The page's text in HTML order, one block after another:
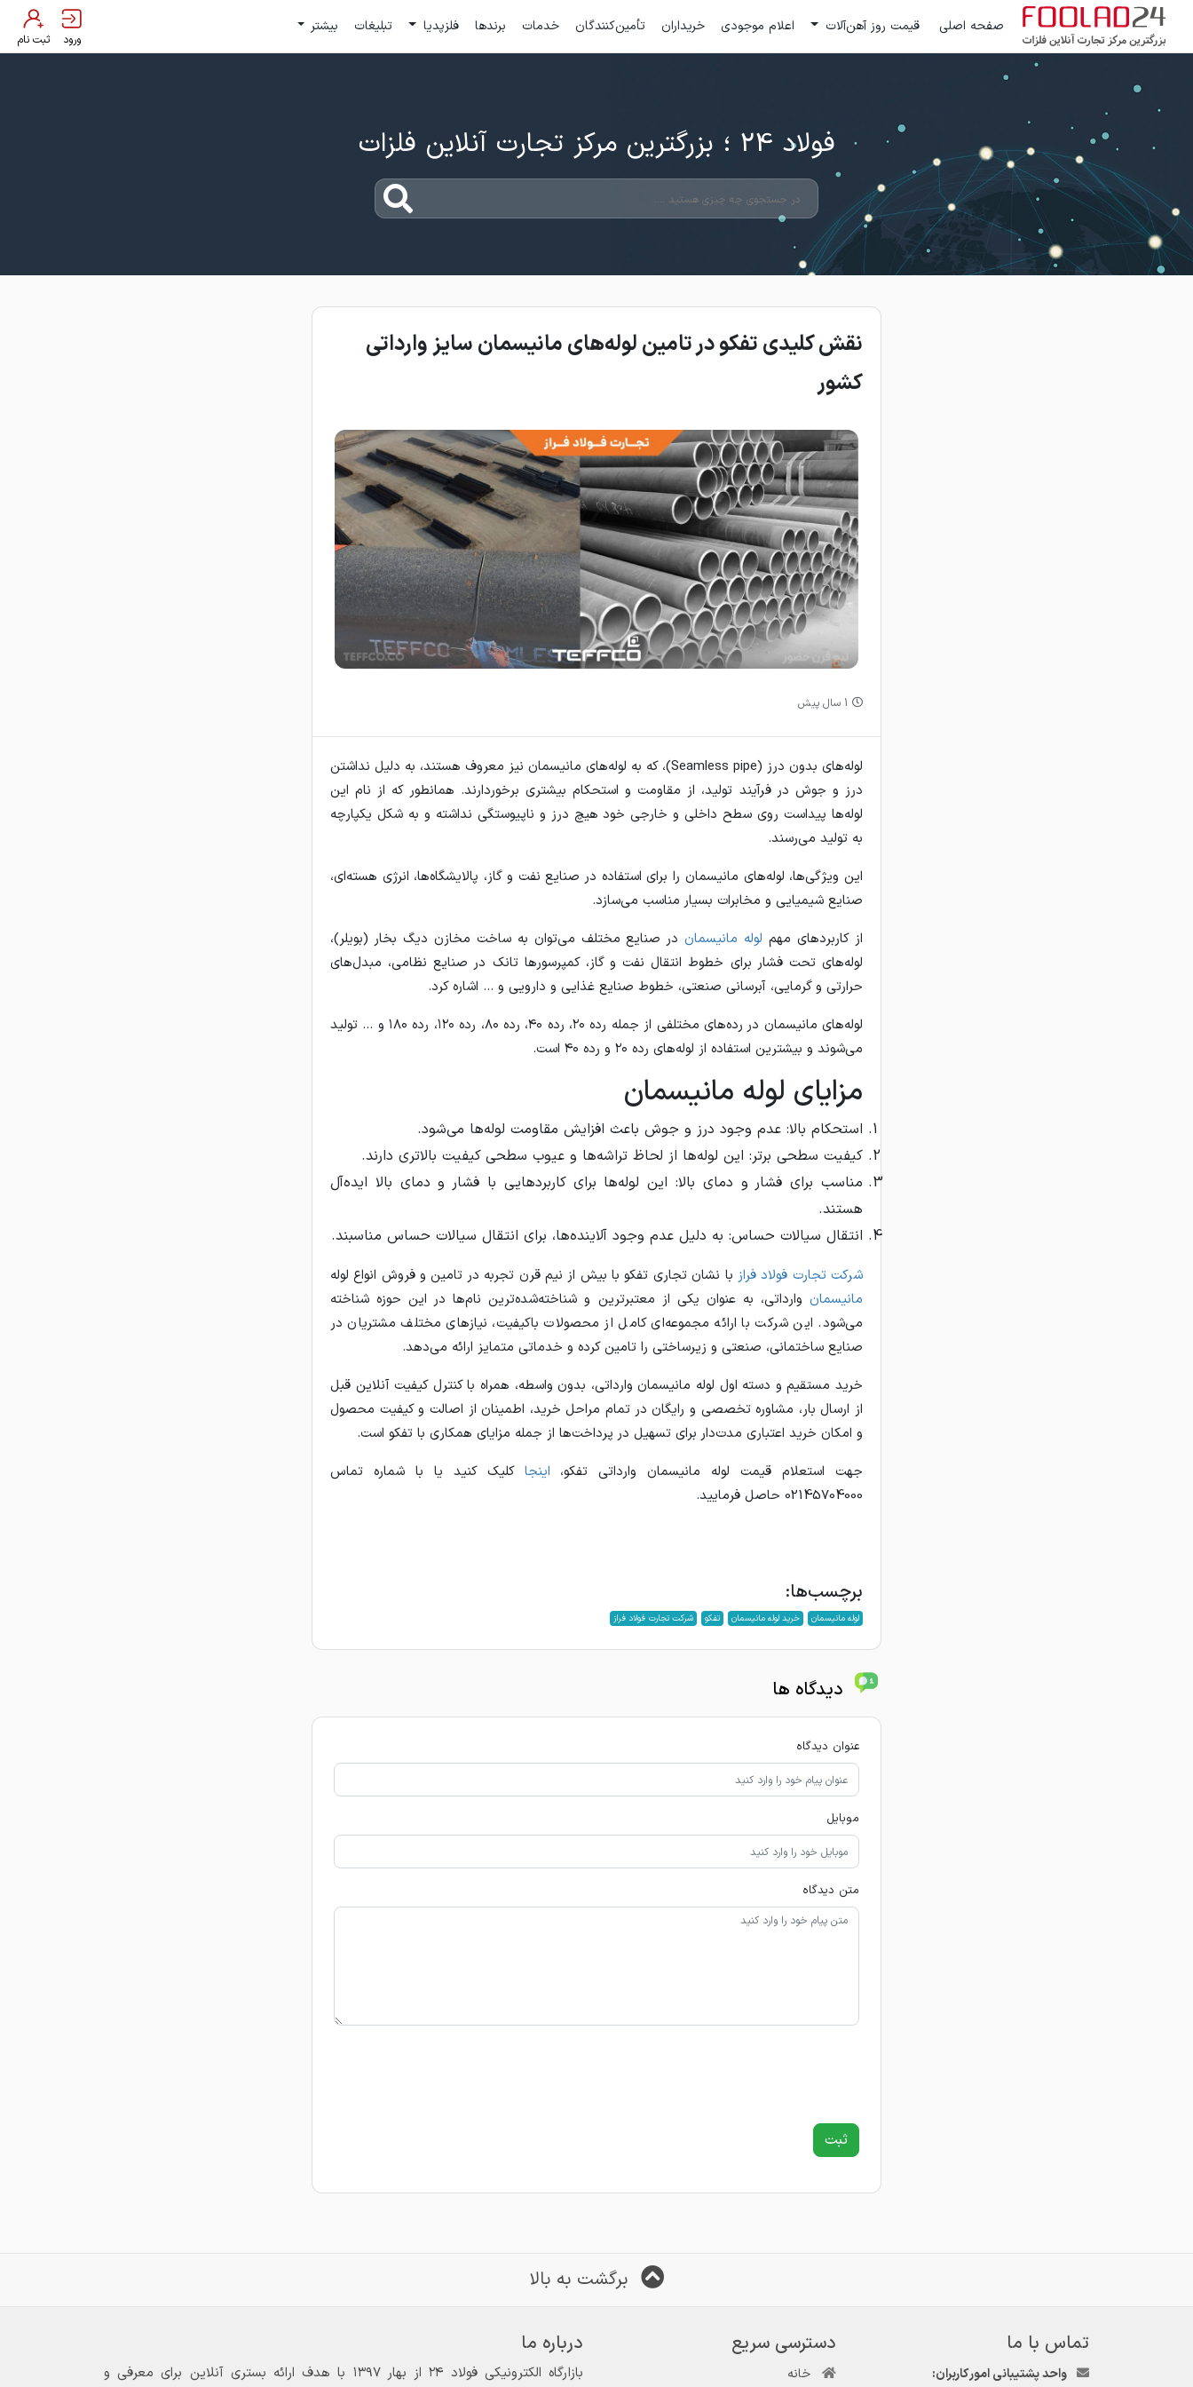
صفحه اصلی قیمت روز آهن‌آلات اعلام موجودی خریداران تأمین‌کنندگان خدمات برندها فلزپدیا تبلیغات بیشتر
ورود ثبت نام
فولاد 24 ؛ بزرگترین مرکز تجارت آنلاین فلزات
نقش کلیدی تفکو در تامین لوله‌های مانیسمان سایز وارداتی
کشور
1 سال پیش
لوله‌های بدون درز (Seamless pipe)، که به لوله‌های مانیسمان نیز معروف هستند، به دلیل نداشتن
درز و جوش در فرآیند تولید، از مقاومت و استحکام بیشتری برخوردارند. همانطور که از نام این
لوله‌ها پیداست روی سطح داخلی و خارجی خود هیچ درز و ناپیوستگی نداشته و به شکل یکپارچه
به تولید می‌رسند.
این ویژگی‌ها، لوله‌های مانیسمان را برای استفاده در صنایع نفت و گاز، پالایشگاه‌ها، انرژی هسته‌ای،
صنایع شیمیایی و مخابرات بسیار مناسب می‌سازد.
از کاربرد‌های مهم لوله مانیسماندر صنایع مختلف می‌توان به ساخت مخازن دیگ بخار (بویلر)،
لوله‌های تحت فشار برای خطوط انتقال نفت و گاز، کمپرسور‌ها تانک در صنایع نظامی، مبدل‌های
حرارتی و گرمایی، آبرسانی صنعتی، خطوط صنایع غذایی و دارویی و ... اشاره کرد.
لوله‌های مانیسمان در رده‌های مختلفی از جمله رده ۲۰، رده ۴۰، رده ۸۰، رده ۱۲۰، رده ۱۸۰ و ... تولید
می‌شوند و بیشترین استفاده از لوله‌های رده ۲۰ و رده ۴۰ است.
مزایای لوله مانیسمان
استحکام بالا: عدم وجود درز و جوش باعث افزایش مقاومت لوله‌ها می‌شود.
کیفیت سطحی برتر: این لوله‌ها از لحاظ تراشه‌ها و عیوب سطحی کیفیت بالاتری دارند.
مناسب برای فشار و دمای بالا: این لوله‌ها برای کاربردهایی با فشار و دمای بالا ایده‌آل
هستند.
انتقال سیالات حساس: به دلیل عدم وجود آلاینده‌ها، برای انتقال سیالات حساس مناسبند.
شرکت تجارت فولاد فراز با نشان تجاری تفکو با بیش از نیم قرن تجربه در تامین و فروش انواع لوله
مانیسمان وارداتی، به عنوان یکی از معتبرترین و شناخته‌شده‌ترین نام‌ها در این حوزه شناخته
می‌شود. این شرکت با ارائه مجموعه‌ای کامل از محصولات باکیفیت، نیازهای مختلف مشتریان در
صنایع ساختمانی، صنعتی و زیرساختی را تامین کرده و خدماتی متمایز ارائه می‌دهد.
خرید مستقیم و دسته اول لوله مانیسمان وارداتی، بدون واسطه، همراه با کنترل کیفیت آنلاین قبل
از ارسال بار، مشاوره تخصصی و رایگان در تمام مراحل خرید، اطمینان از اصالت و کیفیت محصول
و امکان خرید اعتباری مدت‌دار برای تسهیل در پرداخت‌ها از جمله مزایای همکاری با تفکو است.
جهت استعلام قیمت لوله مانیسمان وارداتی تفکو، اینجا کلیک کنید یا با شماره تماس
02145704000 حاصل فرمایید.
برچسب‌ها:
لوله مانیسمان خرید لوله مانیسمان تفکو شرکت تجارت فولاد فراز
دیدگاه ها
عنوان دیدگاه
موبایل
متن دیدگاه
برگشت به بالا
تماس با ما
واحد پشتیبانی امور کاربران:
دسترسی سریع
خانه
درباره ما
بازارگاه الکترونیکی فولاد ۲۴ از بهار ۱۳۹۷ با هدف ارائه بستری آنلاین برای معرفی و